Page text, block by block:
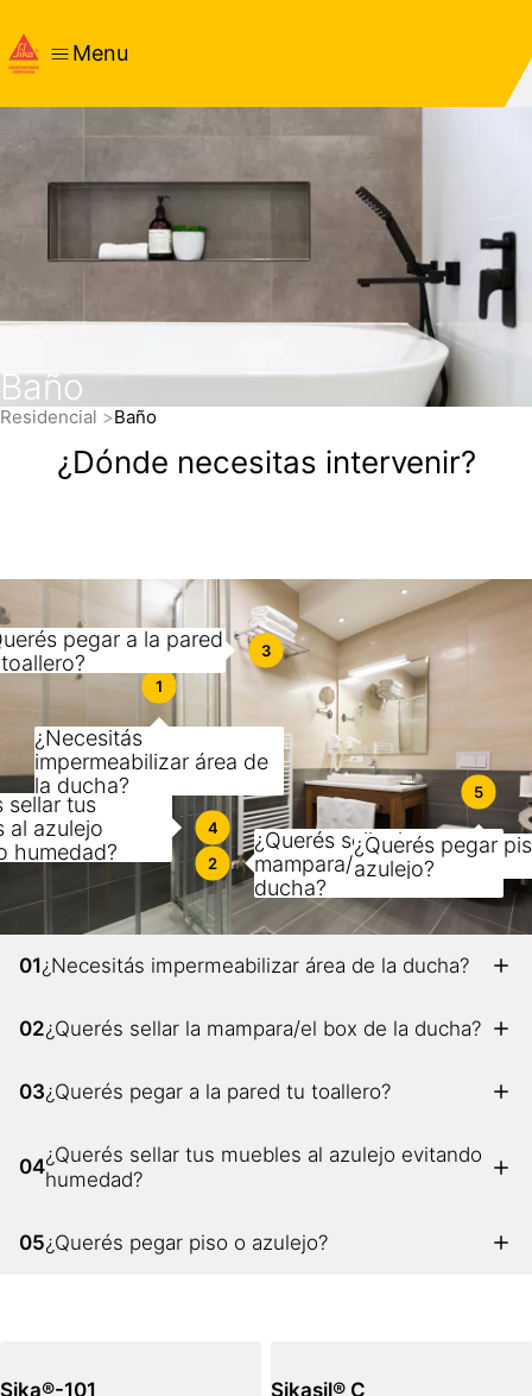
Menu
Baño
Residencial Baño
¿Dónde necesitas intervenir?
1
¿Necesitás
impermeabilizar área de
la ducha?
2
¿Querés sellar la
mampara/el box de la
ducha?
3
pegar a la pared
4
sellar tus
al azulejo
humedad?
5
¿Querés pegar
azulejo?
01¿Necesitás impermeabilizar área de la ducha?
02¿Querés sellar la mampara/el box de la ducha?
03¿Querés pegar a la pared tu toallero?
04
¿Querés sellar tus muebles al azulejo evitando
humedad?
05¿Querés pegar piso o azulejo?
Sika®-101 Sikasil® C